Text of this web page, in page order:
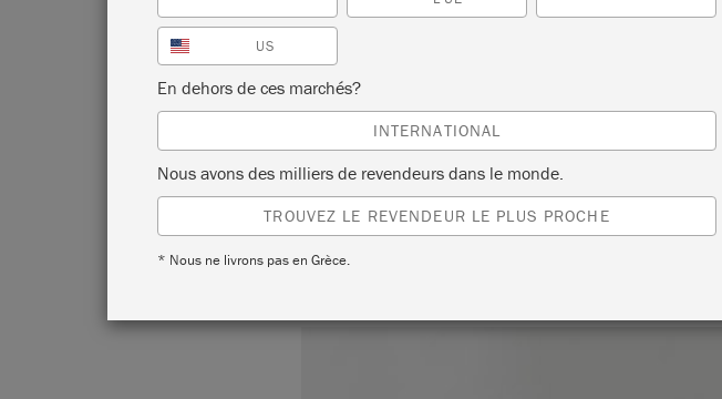
by
US
En dehors de ces marchés?
INTERNATIONAL
Nous avons des milliers de revendeurs dans le monde.
TROUVEZ LE REVENDEUR LE PLUS PROCHE
* Nous ne livrons pas en Grèce.